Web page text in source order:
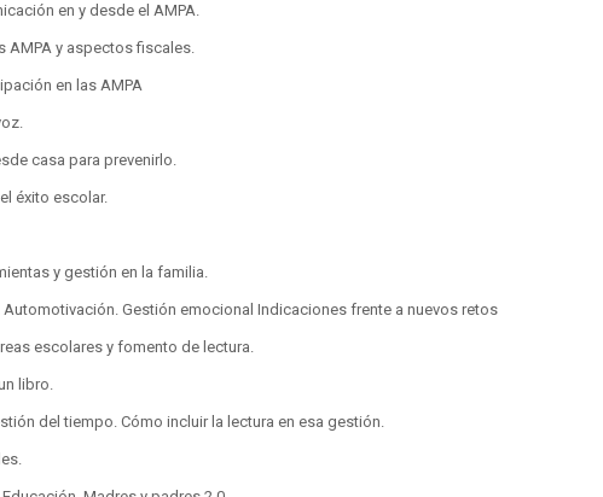
en y desde el AMPA.
AMPA y aspectos fiscales.
en las AMPA
casa para prevenirlo.
éxito escolar.
y gestión en la familia.
Gestión emocional Indicaciones frente a nuevos retos
escolares y fomento de lectura.
libro.
del tiempo. Cómo incluir la lectura en esa gestión.